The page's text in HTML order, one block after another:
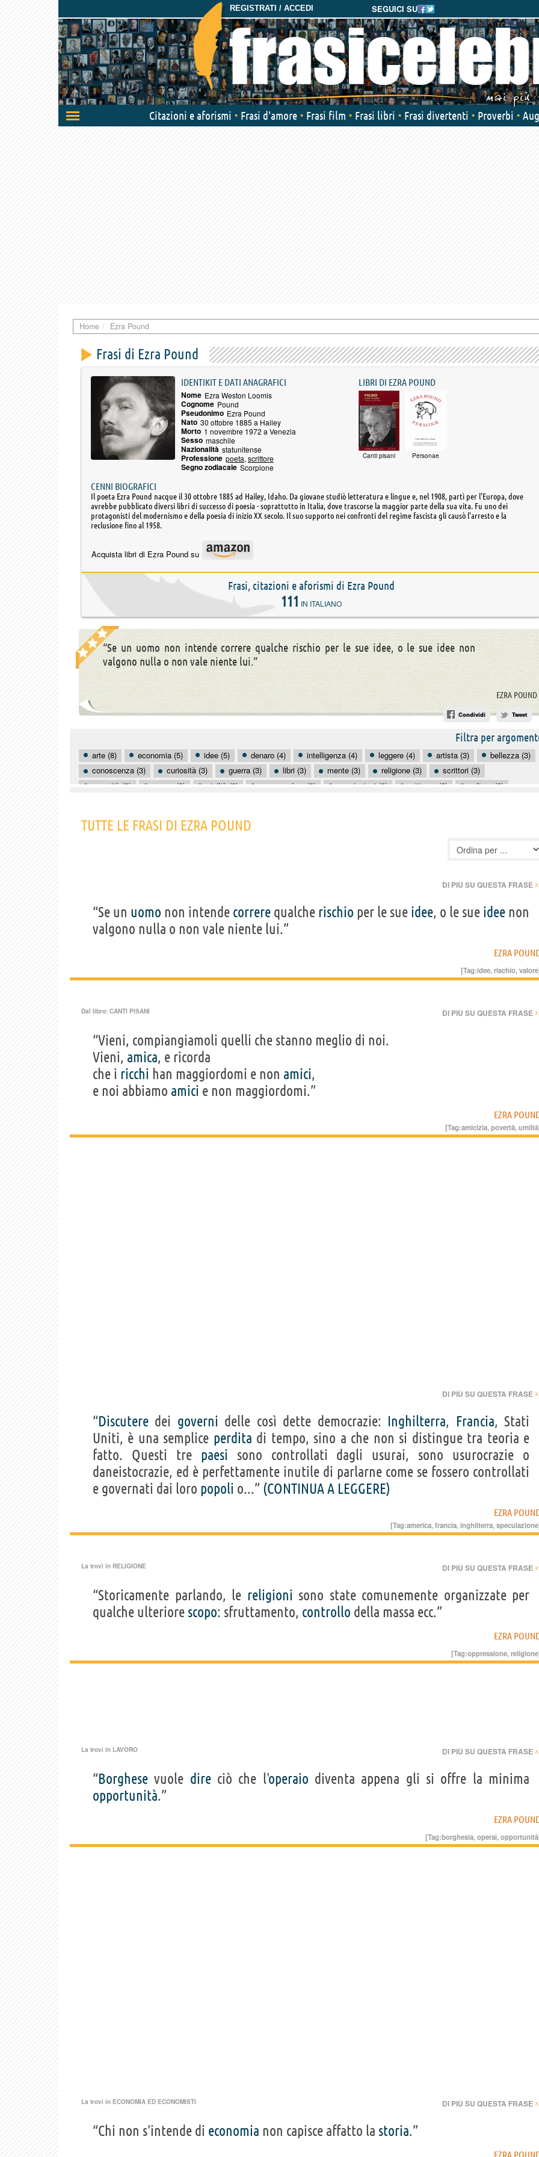
SEGUICI SU
REGISTRATI / ACCEDI
Attiva/disattiva
navigazione
Citazioni e aforismi Frasi d'amore Frasi film Frasi libri Frasi divertenti Proverbi
Home Ezra Pound
Frasi di Ezra Pound
IDENTIKIT E DATI ANAGRAFICI
Nome Ezra Weston Loomis
Cognome Pound
Pseudonimo Ezra Pound
Nato 30 ottobre 1885 a Hailey
Morto 1 novembre 1972 a Venezia
Sesso maschile
Nazionalità statunitense
Professione poeta, scrittore
Segno zodiacale Scorpione
LIBRI DI EZRA POUND
Canti pisani Personae
CENNI BIOGRAFICI
Il poeta Ezra Pound nacque il 30 ottobre 1885 ad Hailey, Idaho. Da giovane studiò letteratura e lingue e, nel 1908, partì per l'Europa, dove
avrebbe pubblicato diversi libri di successo di poesia - soprattutto in Italia, dove trascorse la maggior parte della sua vita. Fu uno dei
protagonisti del modernismo e della poesia di inizio XX secolo. Il suo supporto nei confronti del regime fascista gli causò l'arresto e la
reclusione fino al 1958.
Acquista libri di Ezra Pound su
Frasi, citazioni e aforismi di Ezra Pound
111 IN ITALIANO
“Se un uomo non intende correre qualche rischio per le sue idee, o le sue idee non
valgono nulla o non vale niente lui.”
EZRA POUND
Condividi Tweet
Filtra per
arte (8) economia (5) idee (5) denaro (4) intelligenza (4) leggere (4) artista (3)
bellezza (3)
conoscenza (3)
curiosità (3) guerra (3) libri (3) mente (3) religione (3)
scrittori (3)
umanità (3)
amare (2) civiltà (2) comprendere (2) convinzioni (2) criticare (2)
cultura (2)
TUTTE LE FRASI DI EZRA POUND
DI PIÙ SU QUESTA FRASE
“Se un uomo non intende correre qualche rischio per le sue idee, o le sue idee non
valgono nulla o non vale niente lui.”
EZRA
[Tag:idee,rischio,valore
Dal libro: CANTI PISANI DI PIÙ SU QUESTA FRASE
“Vieni, compiangiamoli quelli che stanno meglio di noi.
Vieni, amica, e ricorda
che i ricchi han maggiordomi e non amici,
e noi abbiamo amici e non maggiordomi.”
EZRA
[Tag:amicizia,povertà,umiltà
DI PIÙ SU QUESTA FRASE
“Discutere dei governi delle così dette democrazie: Inghilterra, Francia, Stati
Uniti, è una semplice perdita di tempo, sino a che non si distingue tra teoria e
fatto. Questi tre paesi sono controllati dagli usurai, sono usurocrazie o
daneistocrazie, ed è perfettamente inutile di parlarne come se fossero controllati
e governati dai loro popoli o...” (CONTINUA A LEGGERE)
EZRA
[Tag:america,francia,inghilterra,speculazione
La trovi in RELIGIONE DI PIÙ SU QUESTA FRASE
“Storicamente parlando, le religioni sono state comunemente organizzate per
qualche ulteriore scopo: sfruttamento, controllo della massa ecc.”
EZRA
[Tag:oppressione,religione
La trovi in LAVORO DI PIÙ SU QUESTA FRASE
“Borghese vuole direciò che l'operaio diventa appena gli si offre la minima
opportunità.”
EZRA
[Tag:borghesia,operai,opportunità
La trovi in ECONOMIA ED ECONOMISTI DI PIÙ SU QUESTA FRASE
“Chi non s'intende di economia non capisce affatto la storia.”
EZRA